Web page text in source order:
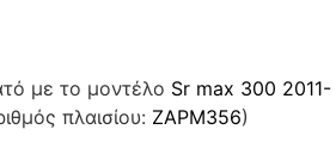
με το μοντέλο Sr max 300 2011-
πλαισίου: ZAPM356)